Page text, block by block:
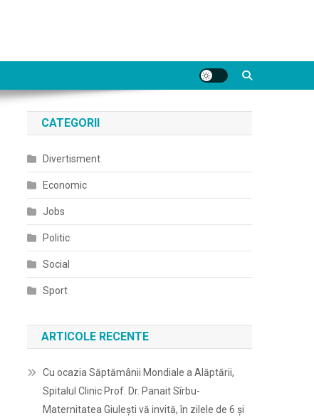
CATEGORII
Divertisment
Economic
Jobs
Politic
Social
Sport
ARTICOLE RECENTE
Cu ocazia Săptămânii Mondiale a Alăptării,
Spitalul Clinic Prof. Dr. Panait Sîrbu-
Maternitatea Giulești vă invită, în zilele de 6 și